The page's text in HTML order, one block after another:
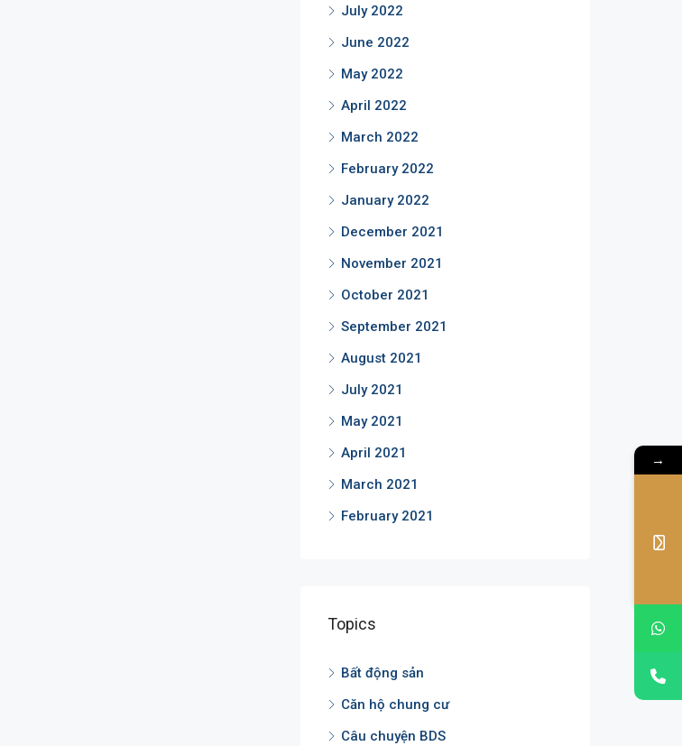
July 2022
June 2022
May 2022
April 2022
March 2022
February 2022
January 2022
December 2021
November 2021
October 2021
September 2021
August 2021
July 2021
May 2021
April 2021
March 2021
February 2021
Topics
Bất động sản
Căn hộ chung cư
Câu chuyện BDS
→